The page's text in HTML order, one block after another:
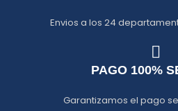
Envios a los 24
PAGO 100%
Garantizamos el pago